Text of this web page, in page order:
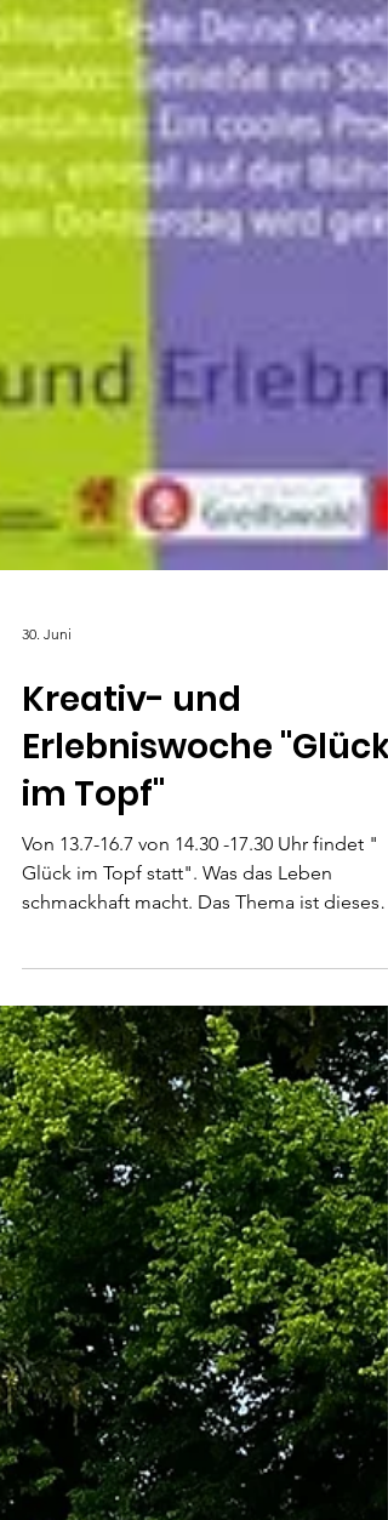
30. Juni
Kreativ- und
Erlebniswoche "Glück
im Topf"
Von 13.7-16.7 von 14.30 -17.30 Uhr findet "
schmackhaft macht. Das Thema ist dieses
Jahr " Keine Angst" Es findet in der
Kemnitzerwende in Greifswald statt. Es
finden auch Workshops statt und einer
davon sind wir. Also herzlichste Einladung.